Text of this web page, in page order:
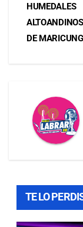
HUMEDALES
DE
TE LO